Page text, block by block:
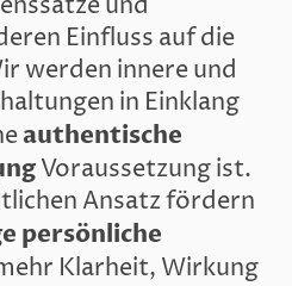
Einfluss auf die
werden innere und
in Einklang
authentische
Voraussetzung ist.
Ansatz fördern
persönliche
Klarheit, Wirkung